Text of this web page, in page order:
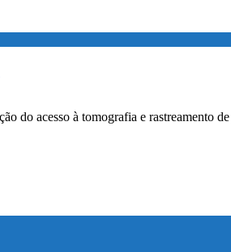
do acesso à tomografia e rastreamento